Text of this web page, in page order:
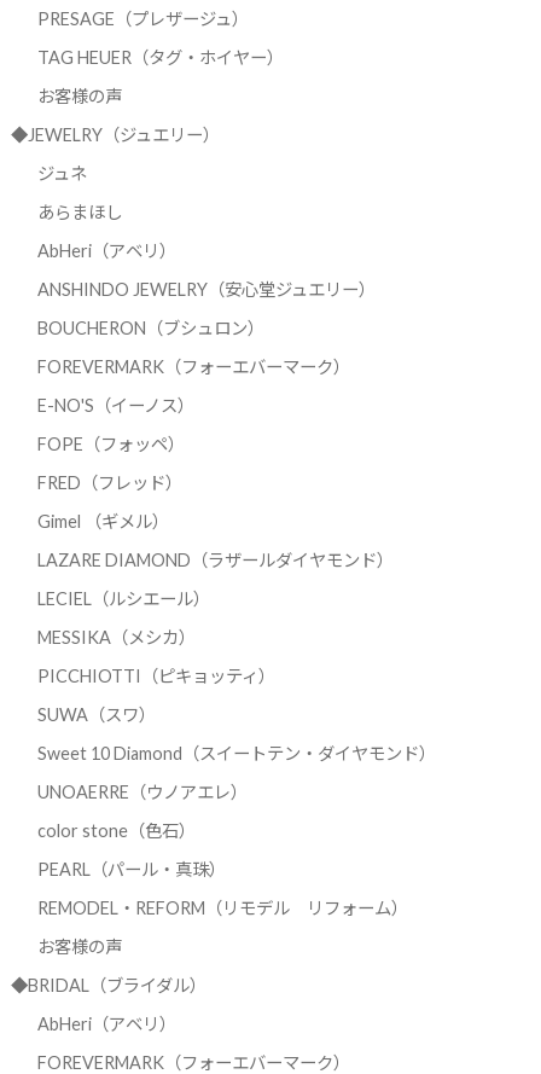
PRESAGE（プレザージュ）
TAG HEUER（タグ・ホイヤー）
お客様の声
◆JEWELRY（ジュエリー）
ジュネ
あらまほし
AbHeri（アベリ）
ANSHINDO JEWELRY（安心堂ジュエリー）
BOUCHERON（ブシュロン）
FOREVERMARK（フォーエバーマーク）
E-NO'S（イーノス）
FOPE（フォッペ）
FRED（フレッド）
Gimel （ギメル）
LAZARE DIAMOND（ラザールダイヤモンド）
LECIEL（ルシエール）
MESSIKA（メシカ）
PICCHIOTTI（ピキョッティ）
SUWA（スワ）
Sweet 10 Diamond（スイートテン・ダイヤモンド）
UNOAERRE（ウノアエレ）
color stone（色石）
PEARL（パール・真珠）
REMODEL・REFORM（リモデル リフォーム）
お客様の声
◆BRIDAL（ブライダル）
AbHeri（アベリ）
FOREVERMARK（フォーエバーマーク）